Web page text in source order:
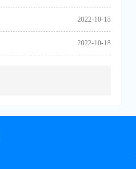
2022-10-18
2022-10-18